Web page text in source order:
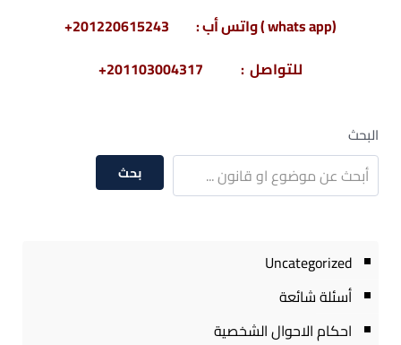
(whats app ) واتس أب : 201220615243+
للتواصل : 201103004317+
البحث
بحث
Uncategorized
أسئلة شائعة
احكام الاحوال الشخصية